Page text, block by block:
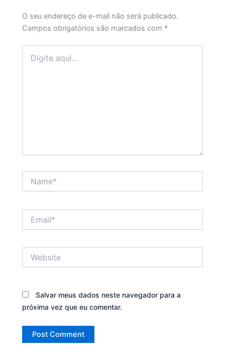
O seu endereço de e-mail não será publicado.
Campos obrigatórios são marcados com *
aqui...
Salvar meus dados neste navegador para a
próxima vez que eu comentar.